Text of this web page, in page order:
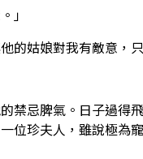
」
的姑娘對我有敵意，
禁忌脾氣。日子過得
位珍夫人，雖說極為